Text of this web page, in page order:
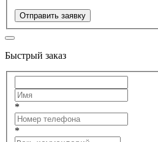
Отправить заявку
Быстрый заказ
*
*